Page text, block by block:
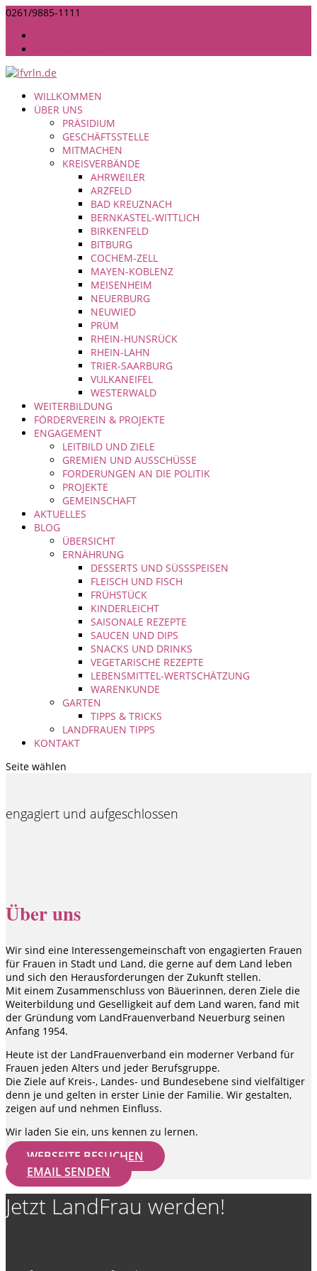
0261/9885-1111
WILLKOMMEN
ÜBER UNS
PRÄSIDIUM
GESCHÄFTSSTELLE
MITMACHEN
KREISVERBÄNDE
AHRWEILER
ARZFELD
BAD KREUZNACH
BERNKASTEL-WITTLICH
BIRKENFELD
BITBURG
COCHEM-ZELL
MAYEN-KOBLENZ
MEISENHEIM
NEUERBURG
NEUWIED
PRÜM
RHEIN-HUNSRÜCK
RHEIN-LAHN
TRIER-SAARBURG
VULKANEIFEL
WESTERWALD
WEITERBILDUNG
FÖRDERVEREIN & PROJEKTE
ENGAGEMENT
LEITBILD UND ZIELE
GREMIEN UND AUSSCHÜSSE
FORDERUNGEN AN DIE POLITIK
PROJEKTE
GEMEINSCHAFT
AKTUELLES
BLOG
ÜBERSICHT
ERNÄHRUNG
DESSERTS UND SÜSSSPEISEN
FLEISCH UND FISCH
FRÜHSTÜCK
KINDERLEICHT
SAISONALE REZEPTE
SAUCEN UND DIPS
SNACKS UND DRINKS
VEGETARISCHE REZEPTE
LEBENSMITTEL-WERTSCHÄTZUNG
WARENKUNDE
GARTEN
TIPPS & TRICKS
LANDFRAUEN TIPPS
KONTAKT
Seite wählen
engagiert und aufgeschlossen
Über uns
Wir sind eine Interessengemeinschaft von engagierten Frauen
für Frauen in Stadt und Land, die gerne auf dem Land leben
und sich den Herausforderungen der Zukunft stellen.
Mit einem Zusammenschluss von Bäuerinnen, deren Ziele die
Weiterbildung und Geselligkeit auf dem Land waren, fand mit
der Gründung vom LandFrauenverband Neuerburg seinen
Anfang 1954.
Heute ist der LandFrauenverband ein moderner Verband für
Frauen jeden Alters und jeder Berufsgruppe.
Die Ziele auf Kreis-, Landes- und Bundesebene sind vielfältiger
denn je und gelten in erster Linie der Familie. Wir gestalten,
zeigen auf und nehmen Einfluss.
Wir laden Sie ein, uns kennen zu lernen.
WEBSEITE BESUCHEN
EMAIL SENDEN
Jetzt LandFrau werden!